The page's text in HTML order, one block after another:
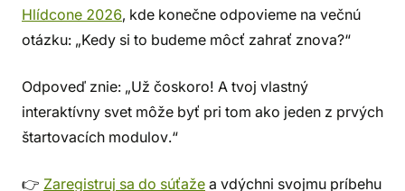
Hlídcone 2026, kde konečne odpovieme na večnú
otázku: „Kedy si to budeme môcť zahrať znova?“
Odpoveď znie: „Už čoskoro! A tvoj vlastný
interaktívny svet môže byť pri tom ako jeden z prvých
štartovacích modulov.“
👉 Zaregistruj sa do súťaže a vdýchni svojmu príbehu